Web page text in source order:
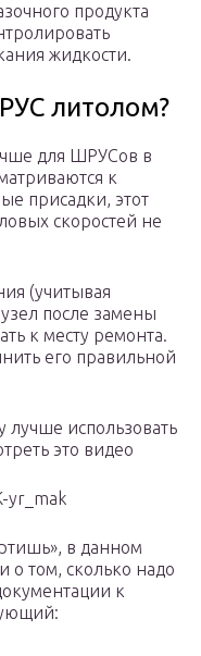
продукта
жидкости.
литолом?
для ШРУСов в
к
присадки, этот
скоростей не
(учитывая
после замены
к месту ремонта.
его правильной
лучше использовать
это видео
yr_mak
в данном
о том, сколько надо
к